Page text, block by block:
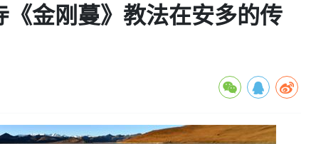
金刚蔓》教法在安多的传